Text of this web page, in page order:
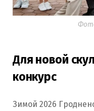
Для новой
конкурс
Зимой 2026